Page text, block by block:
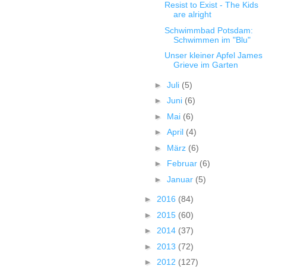
Resist to Exist - The Kids
are alright
Schwimmbad Potsdam:
Schwimmen im "Blu"
Unser kleiner Apfel James
Grieve im Garten
► Juli (5)
► Juni (6)
► Mai (6)
► April (4)
► März (6)
► Februar (6)
► Januar (5)
► 2016 (84)
► 2015 (60)
► 2014 (37)
► 2013 (72)
► 2012 (127)